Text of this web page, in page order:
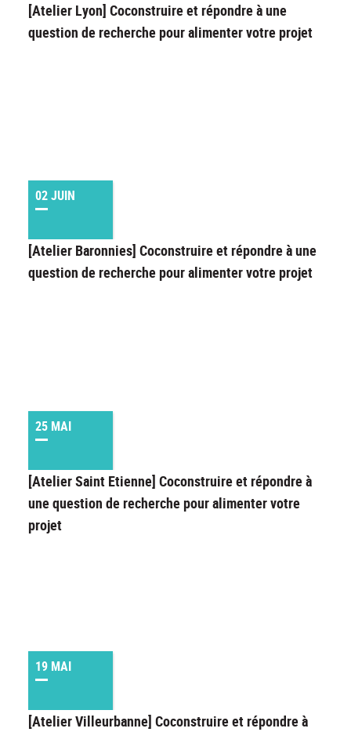
[Atelier Lyon] Coconstruire et répondre à une
question de recherche pour alimenter votre projet
02 JUIN
[Atelier Baronnies] Coconstruire et répondre à une
question de recherche pour alimenter votre projet
25 MAI
[Atelier Saint Etienne] Coconstruire et répondre à
une question de recherche pour alimenter votre
projet
19 MAI
[Atelier Villeurbanne] Coconstruire et répondre à